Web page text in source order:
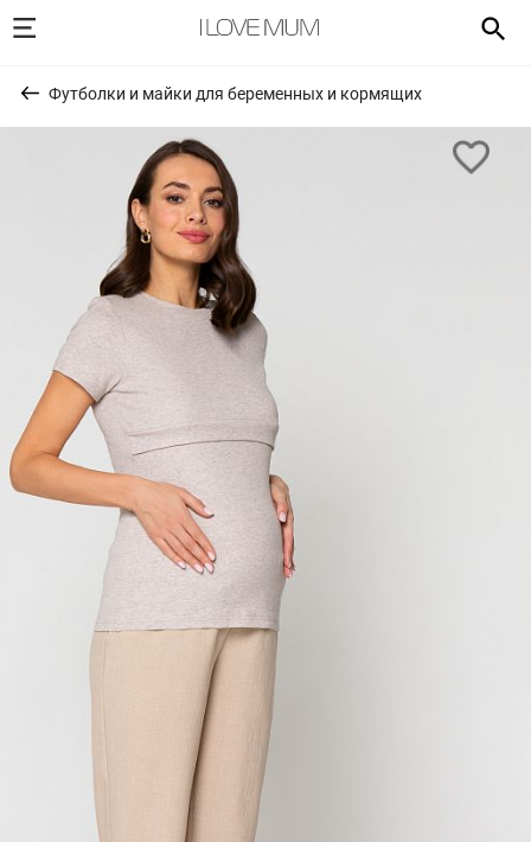
Футболки и майки для беременных и кормящих